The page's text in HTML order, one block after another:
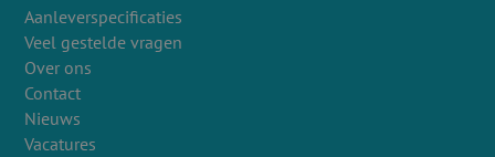
Aanleverspecificaties
Veel gestelde vragen
Over ons
Contact
Nieuws
Vacatures